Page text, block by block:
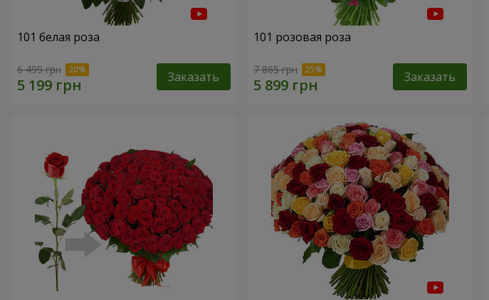
101 белая роза
6 499 грн Заказать
101 розовая роза
7 865 грн Заказать